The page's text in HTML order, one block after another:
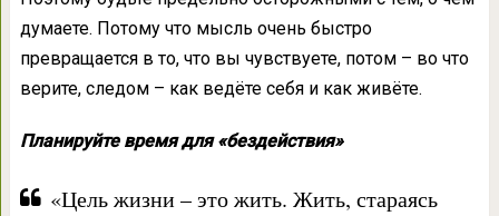
думаете. Потому что мысль очень быстро
превращается в то, что вы чувствуете, потом – во что
верите, следом – как ведёте себя и как живёте.
Планируйте время для «бездействия»
«Цель жизни – это жить. Жить, стараясь